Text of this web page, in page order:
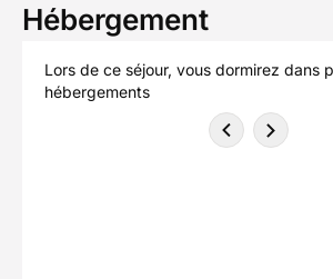
Hébergement
Lors de ce séjour, vous dormirez dans
hébergements